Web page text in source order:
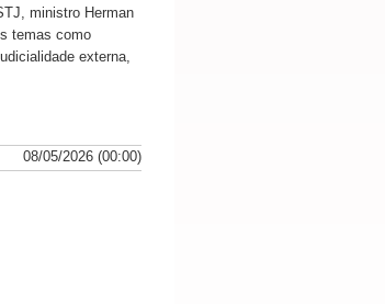
ministro Herman
temas como
externa,
08/05/2026 (00:00)